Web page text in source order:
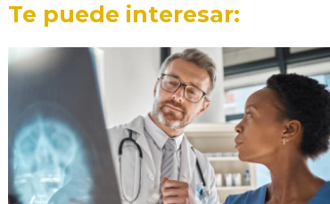
Te puede interesar: